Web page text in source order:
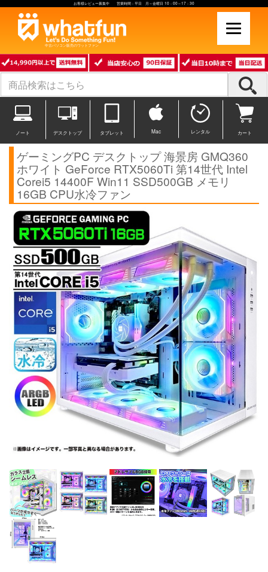
お客様レビュー募集中 営業時間：平日 月～金曜日 10：00～17：30
中古パソコン販売のワットファン
ノート デスクトップ タブレット Mac レンタル カート
ゲーミングPC デスクトップ 海景房 GMQ360
ホワイト GeForce RTX5060Ti 第14世代 Intel
Corei5 14400F Win11 SSD500GB メモリ
16GB CPU水冷ファン